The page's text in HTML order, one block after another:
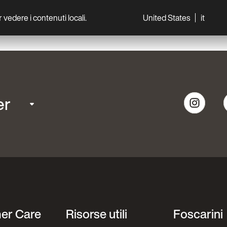
vedere i contenuti locali. United States it
Care Risorse utili Foscarini